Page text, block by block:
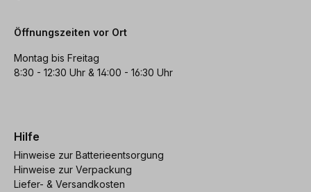
Öffnungszeiten vor Ort
Montag bis Freitag
8:30 - 12:30 Uhr & 14:00 - 16:30 Uhr
Hilfe
Hinweise zur Batterieentsorgung
Hinweise zur Verpackung
Liefer- & Versandkosten